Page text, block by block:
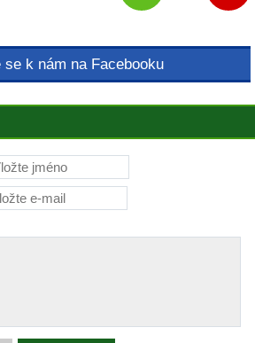
se k nám na Facebooku